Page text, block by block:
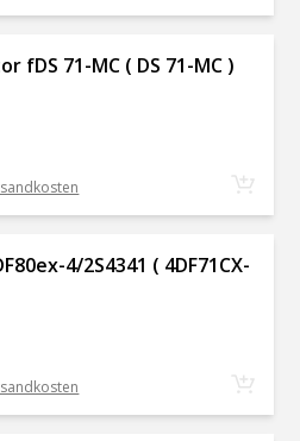
fDS 71-MC ( DS 71-MC )
4/2S4341 ( 4DF71CX-